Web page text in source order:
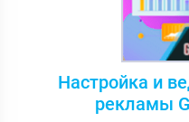
Настройка и
рекламы